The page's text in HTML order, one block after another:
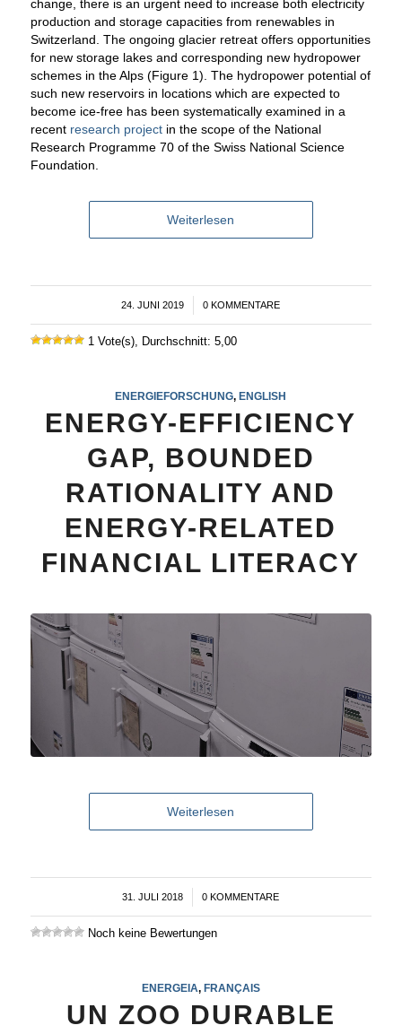
change, there is an urgent need to increase both electricity
production and storage capacities from renewables in
Switzerland. The ongoing glacier retreat offers opportunities
for new storage lakes and corresponding new hydropower
schemes in the Alps (Figure 1). The hydropower potential of
such new reservoirs in locations which are expected to
become ice-free has been systematically examined in a
recent research projectin the scope of the National
Research Programme 70 of the Swiss National Science
Foundation.
Weiterlesen
24. JUNI 2019
/ 0 KOMMENTARE
1 Vote(s), Durchschnitt: 5,00
ENERGIEFORSCHUNG,ENGLISH
ENERGY-EFFICIENCY
GAP, BOUNDED
RATIONALITY AND
ENERGY-RELATED
FINANCIAL LITERACY
Weiterlesen
31. JULI 2018 0 KOMMENTARE
Noch keine Bewertungen
ENERGEIA, FRANÇAIS
UN ZOO DURABLE